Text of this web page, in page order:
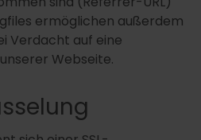
ermöglichen außerdem
Verdacht auf eine
Webseite.